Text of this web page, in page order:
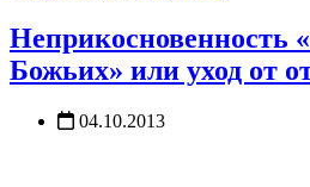
Неприкосновенность
Божьих» или уход от
04.10.2013